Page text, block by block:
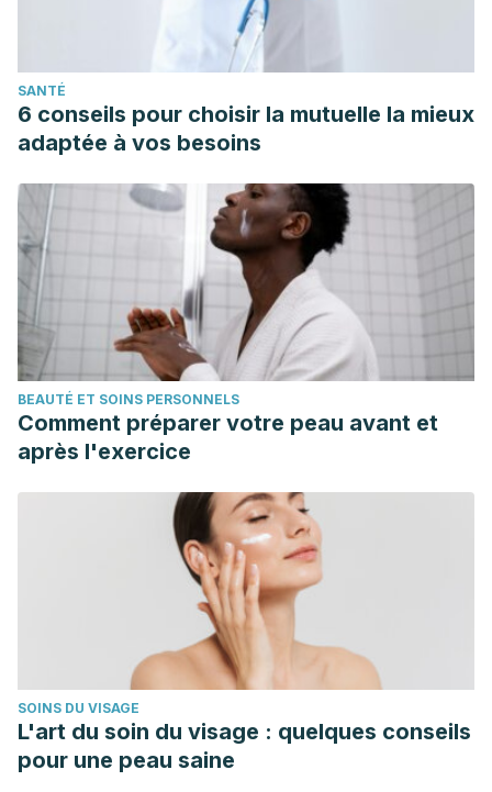
SANTÉ
6 conseils pour choisir la mutuelle la mieux
adaptée à vos besoins
BEAUTÉ ET SOINS PERSONNELS
Comment préparer votre peau avant et
après l'exercice
SOINS DU VISAGE
L'art du soin du visage : quelques conseils
pour une peau saine